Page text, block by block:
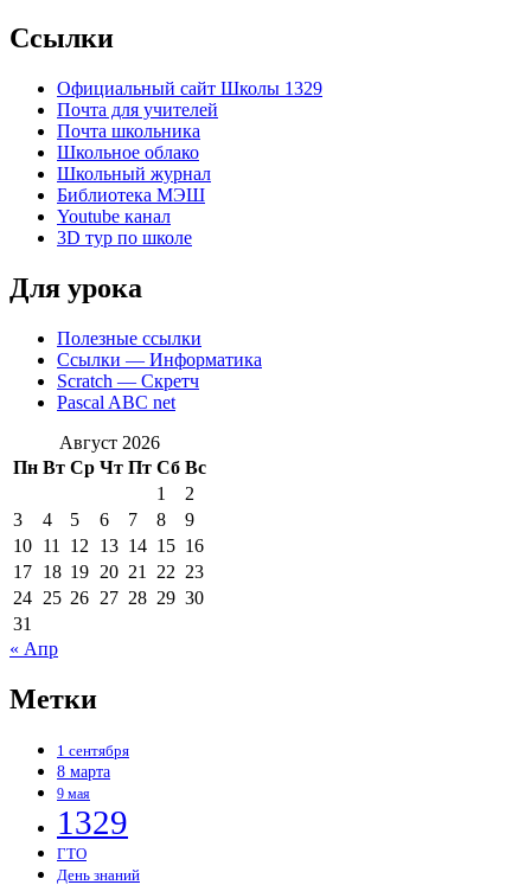
Ccылки
Официальный сайт Школы 1329
Почта для учителей
Почта школьника
Школьное облако
Школьный журнал
Библиотека МЭШ
Youtube канал
3D тур по школе
Для урока
Полезные ссылки
Ссылки — Информатика
Scratch — Скретч
Pascal ABC net
Август 2026
Пн Вт Ср Чт Пт Сб Вс
1
2
3
4 5 6 7 8
9
10 11 12 13 14 15 16
17 18 19 20 21 22 23
24 25 26 27 28 29 30
31
« Апр
Метки
1 сентября
8 марта
9 мая
1329
ГТО
День знаний